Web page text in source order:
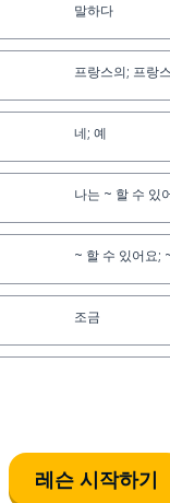
말하다
프랑스의; 프랑
네; 예
나는 ~ 할 수 있
~ 할 수 있어요;
조금
레슨 시작하기